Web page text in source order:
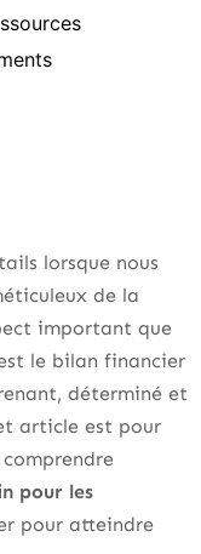
lorsque nous
de la
important que
le bilan financier
déterminé et
article est pour
pour les
pour atteindre